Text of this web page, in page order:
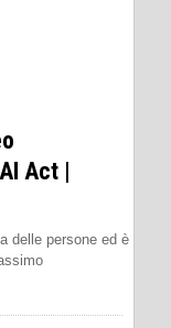
Act |
delle persone ed è